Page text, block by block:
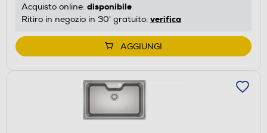
Acquisto online: disponibile
Ritiro in negozio in 30' gratuito: verifica
AGGIUNGI